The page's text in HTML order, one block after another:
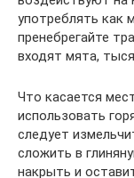
употреблять как
пренебрегайте
входят мята,
Что касается
использовать
следует
сложить в
накрыть и